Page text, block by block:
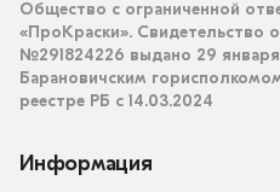
Общество с ограниченной
«ПроКраски». Свидетельство
№291824226 выдано 29 января
Барановичским
реестре РБ с 14.03.2024
Информация